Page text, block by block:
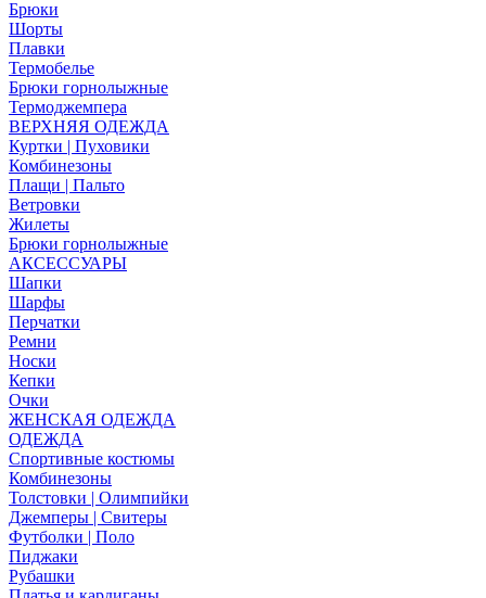
Брюки
Шорты
Плавки
Термобелье
Брюки горнолыжные
Термоджемпера
ВЕРХНЯЯ ОДЕЖДА
Куртки | Пуховики
Комбинезоны
Плащи | Пальто
Ветровки
Жилеты
Брюки горнолыжные
АКСЕССУАРЫ
Шапки
Шарфы
Перчатки
Ремни
Носки
Кепки
Очки
ЖЕНСКАЯ ОДЕЖДА
ОДЕЖДА
Спортивные костюмы
Комбинезоны
Толстовки | Олимпийки
Джемперы | Свитеры
Футболки | Поло
Пиджаки
Рубашки